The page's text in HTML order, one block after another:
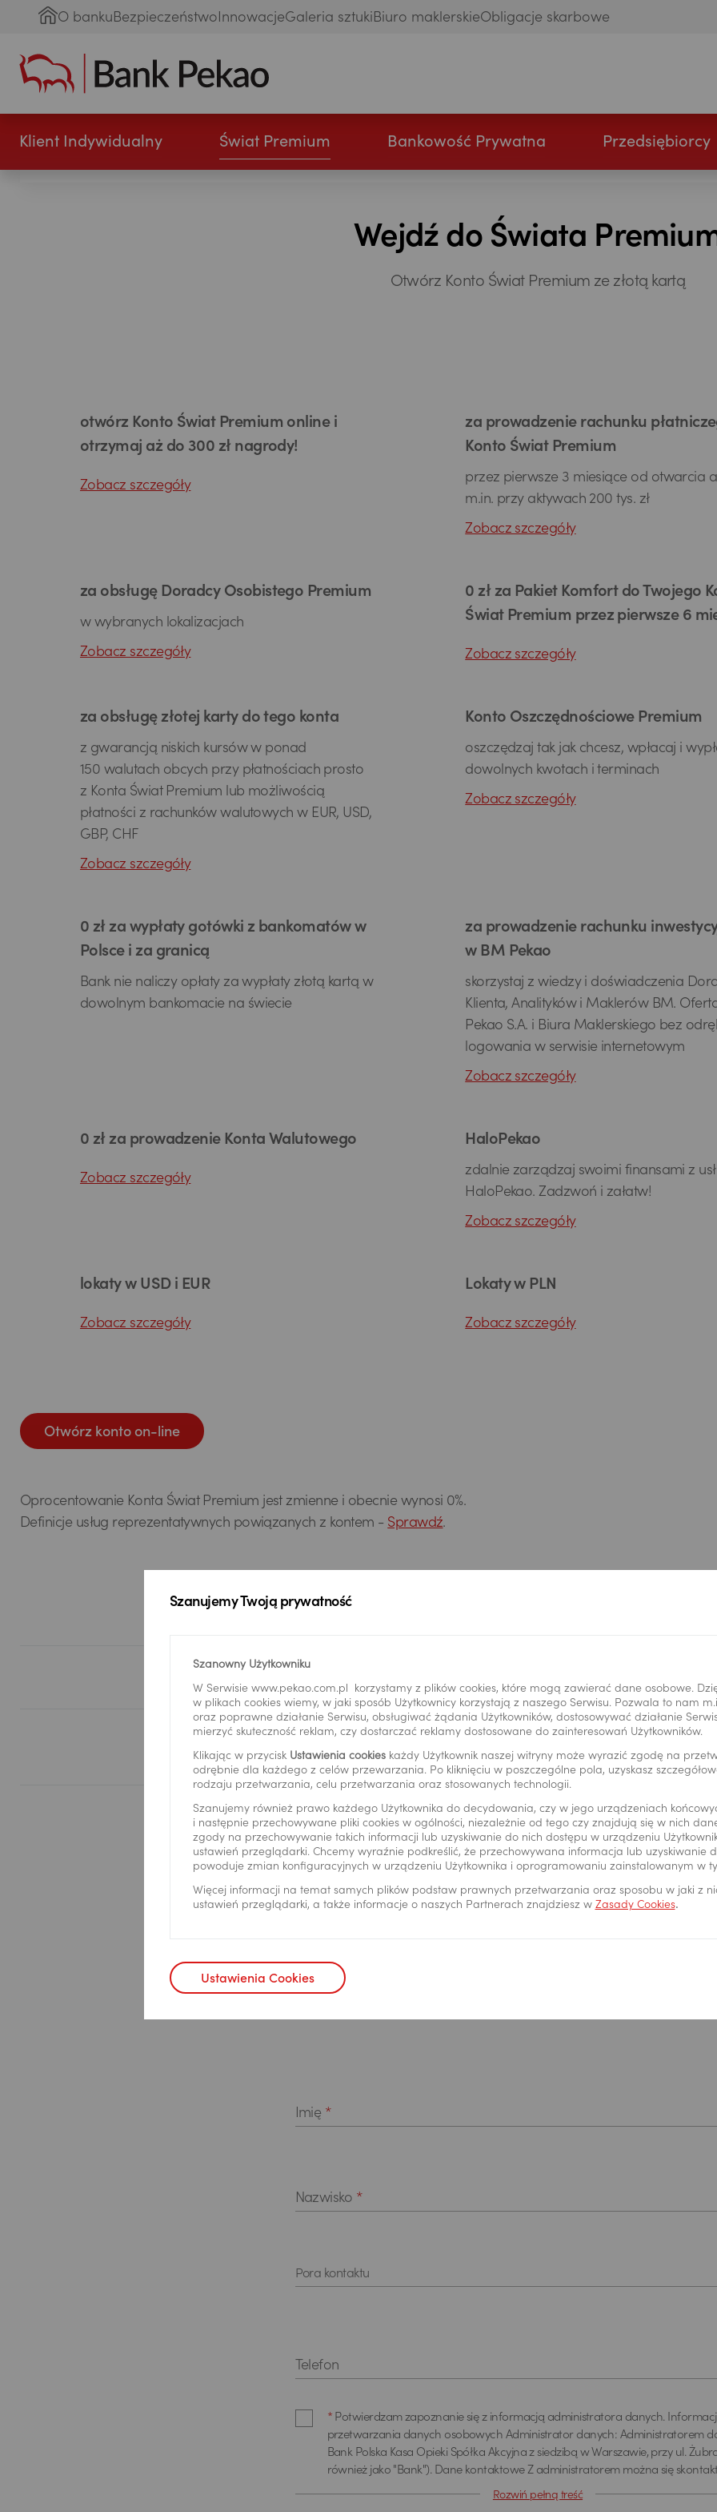
O bankuBezpieczeństwoInnowacjeGaleria sztukiBiuro maklerskieObligacje skarbowe
Klient Indywidualny Świat Premium Bankowość Prywatna Przedsiębiorcy
Wejdź do Świata
Otwórz Konto Świat Premium ze złotą kartą
otwórz Konto Świat Premium online i
otrzymaj aż do 300 zł nagrody!
Zobacz szczegóły
za prowadzenie rachunku
Konto Świat Premium
przez pierwsze 3 miesiące od otwarcia
m.in. przy aktywach 200 tys. zł
Zobacz szczegóły
za obsługę Doradcy Osobistego Premium
w wybranych lokalizacjach
Zobacz szczegóły
0 zł za Pakiet Komfort do Twojego
Świat Premium przez pierwsze 6
Zobacz szczegóły
za obsługę złotej karty do tego konta
z gwarancją niskich kursów w ponad
150 walutach obcych przy płatnościach prosto
z Konta Świat Premium lub możliwością
płatności z rachunków walutowych w EUR, USD,
GBP, CHF
Zobacz szczegóły
Konto Oszczędnościowe Premium
oszczędzaj tak jak chcesz, wpłacaj i
dowolnych kwotach i terminach
Zobacz szczegóły
0 zł za wypłaty gotówki z bankomatów w
Polsce i za granicą
Bank nie naliczy opłaty za wypłaty złotą kartą w
dowolnym bankomacie na świecie
za prowadzenie rachunku
w BM Pekao
skorzystaj z wiedzy i doświadczenia
Klienta, Analityków i Maklerów BM.
Pekao S.A. i Biura Maklerskiego bez
logowania w serwisie internetowym
Zobacz szczegóły
0 zł za prowadzenie Konta Walutowego
Zobacz szczegóły
HaloPekao
zdalnie zarządzaj swoimi finansami z
HaloPekao. Zadzwoń i załatw!
Zobacz szczegóły
lokaty w USD i EUR
Zobacz szczegóły
Lokaty w PLN
Zobacz szczegóły
Otwórz konto on-line
Oprocentowanie Konta Świat Premium jest zmienne i obecnie wynosi 0%.
Definicje usług reprezentatywnych powiązanych z kontem - Sprawdź.
Pliki do pobrania – archiwum
Formularz
Imię *
Nazwisko *
Pora kontaktu
Telefon
*Potwierdzam zapoznanie się z informacją administratora danych.
przetwarzania danych osobowych Administrator danych: Administratorem
Bank Polska Kasa Opieki Spółka Akcyjna z siedzibą w Warszawie, przy ul.
również jako "Bank"). Dane kontaktowe Z administratorem można się
poprzez adres email info@pekao.com.pl, telefonicznie pod numerem 519 222
Rozwiń pełną treść
Szanujemy Twoją prywatność
Szanowny Użytkowniku
W Serwisie www.pekao.com.pl korzystamy z plików cookies, które mogą zawierać dane osobowe.
w plikach cookies wiemy, w jaki sposób Użytkownicy korzystają z naszego Serwisu. Pozwala to nam
oraz poprawne działanie Serwisu, obsługiwać żądania Użytkowników, dostosowywać działanie
mierzyć skuteczność reklam, czy dostarczać reklamy dostosowane do zainteresowań Użytkowników.
Klikając w przycisk Ustawienia cookies każdy Użytkownik naszej witryny może wyrazić zgodę na
odrębnie dla każdego z celów przewarzania. Po kliknięciu w poszczególne pola, uzyskasz
rodzaju przetwarzania, celu przetwarzania oraz stosowanych technologii.
Szanujemy również prawo każdego Użytkownika do decydowania, czy w jego urządzeniach
i następnie przechowywane pliki cookies w ogólności, niezależnie od tego czy znajdują się w nich
zgody na przechowywanie takich informacji lub uzyskiwanie do nich dostępu w urządzeniu
ustawień przeglądarki. Chcemy wyraźnie podkreślić, że przechowywana informacja lub uzyskiwanie
powoduje zmian konfiguracyjnych w urządzeniu Użytkownika i oprogramowaniu zainstalowanym w
Więcej informacji na temat samych plików podstaw prawnych przetwarzania oraz sposobu w jaki z
ustawień przeglądarki, a także informacje o naszych Partnerach znajdziesz w Zasady Cookies.
Ustawienia Cookies